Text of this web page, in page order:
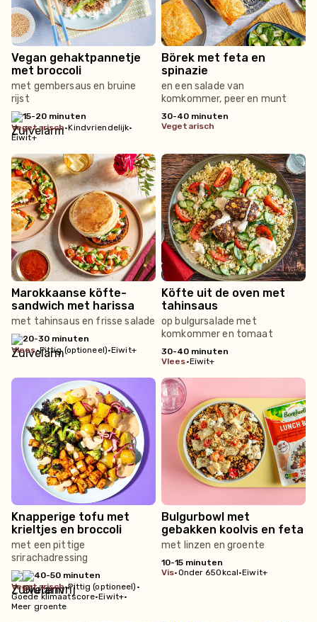
Vegan gehaktpannetje
met broccoli
met gembersaus en bruine
rijst
15-20 minuten
vegetarisch•Kindvriendelijk•
Eiwit+
Börek met feta en
spinazie
en een salade van
komkommer, peer en munt
30-40 minuten
vegetarisch
Marokkaanse köfte-
sandwich met harissa
met tahinsaus en frisse salade
20-30 minuten
vlees•Pittig (optioneel)•Eiwit+
Köfte uit de oven met
tahinsaus
op bulgursalade met
komkommer en tomaat
30-40 minuten
vlees•Eiwit+
Knapperige tofu met
krieltjes en broccoli
met een pittige
srirachadressing
40-50 minuten
vegetarisch•Pittig (optioneel) •
Goede klimaatscore•Eiwit+•
Meer groente
Bulgurbowl met
gebakken koolvis en feta
met linzen en groente
10-15 minuten
vis•Onder 650kcal•Eiwit+